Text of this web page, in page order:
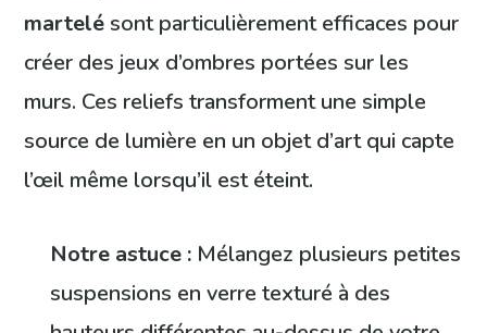
martelé sont particulièrement efficaces pour
créer des jeux d’ombres portées sur les
murs. Ces reliefs transforment une simple
source de lumière en un objet d’art qui capte
l’œil même lorsqu’il est éteint.
Notre astuce : Mélangez plusieurs petites
suspensions en verre texturé à des